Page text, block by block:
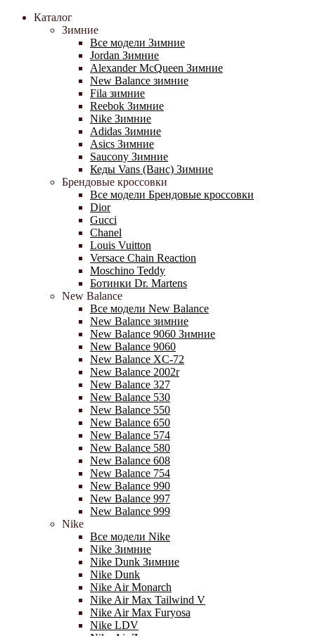
Каталог
Зимние
Все модели Зимние
Jordan Зимние
Alexander McQueen Зимние
New Balance зимние
Fila зимние
Reebok Зимние
Nike Зимние
Adidas Зимние
Asics Зимние
Saucony Зимние
Кеды Vans (Ванс) Зимние
Брендовые кроссовки
Все модели Брендовые кроссовки
Dior
Gucci
Chanel
Louis Vuitton
Versace Chain Reaction
Moschino Teddy
Ботинки Dr. Martens
New Balance
Все модели New Balance
New Balance зимние
New Balance 9060 Зимние
New Balance 9060
New Balance XC-72
New Balance 2002r
New Balance 327
New Balance 530
New Balance 550
New Balance 650
New Balance 574
New Balance 580
New Balance 608
New Balance 754
New Balance 990
New Balance 997
New Balance 999
Nike
Все модели Nike
Nike Зимние
Nike Dunk Зимние
Nike Dunk
Nike Air Monarch
Nike Air Max Tailwind V
Nike Air Max Furyosa
Nike LDV